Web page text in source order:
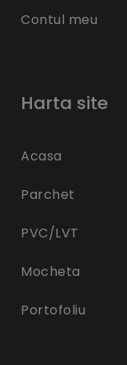
Contul meu
Harta site
Acasa
Parchet
PVC/LVT
Mocheta
Portofoliu